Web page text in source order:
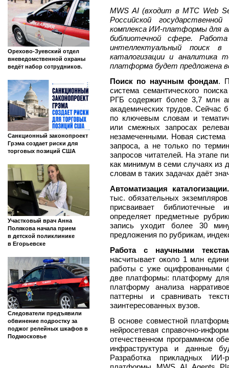
Орехово‑Зуевский отдел
вневедомственной охраны
ведёт набор сотрудников.
Санкционный законопроект
Грэма создает риски для
торговых позиций США
Участковый врач Анна
Полякова начала прием
в детской поликлинике
в Егорьевске
Следователи предъявили
обвинение подростку за
поджог релейных шкафов в
Подмосковье
MWS AI (входит в МТС Web
Российской
комплекса ИИ-платформы для
библиотечной сфере.
интеллектуальный поиск
каталогизации и аналитика
платформа будет предложена
Поиск по научным фондам.
система семантического
РГБ содержит более 3,7 млн
академических трудов. Сейчас
по ключевым словам и
или смежных запросах
незамеченными. Новая
запроса, а не только по
запросов читателей. На этапе
как минимум в семи случаях
словам в таких задачах даёт
Автоматизация каталогизации.
тыс. обязательных
присваивает библиотечные
определяет предметные
запись уходит более 30
предложения по рубрикам,
Работа с научными
насчитывает около 1 млн
работы с уже оцифрованными
две платформы: платформу
платформу анализа
паттерны и сравнивать
заинтересованных вузов.
В основе совместной
нейросетевая справочно-
отечественном программном
инфраструктура и данные
Разработка прикладных